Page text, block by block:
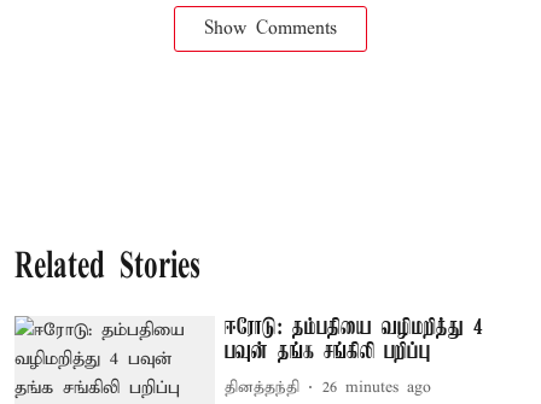
Show Comments
Related Stories
ஈரோடு: தம்பதியை வழிமறித்து 4
பவுன் தங்க சங்கிலி பறிப்பு
தினத்தந்தி 26 minutes ago